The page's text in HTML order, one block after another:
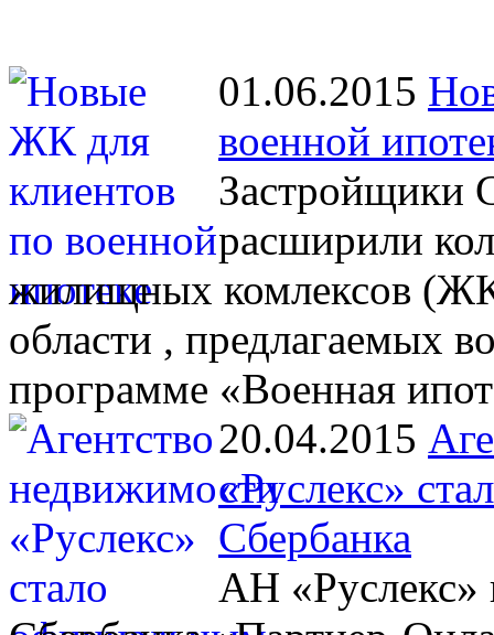
01.06.2015
военной
Застройщики
расширили
жилищных комлексов
области , предлагаемых
программе «Военная
20.04.2015
«Руслекс»
Сбербанка
АН «Руслекс»